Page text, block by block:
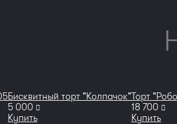
Бисквитный торт "Колпачок"
5 000 руб
Купить
Торт
18 700 руб
Купить